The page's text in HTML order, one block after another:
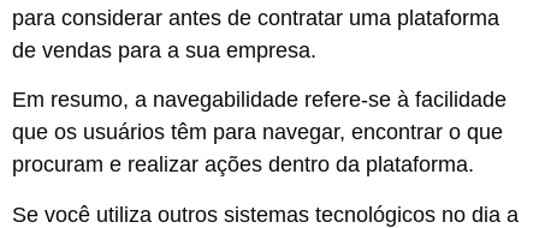
para considerar antes de contratar uma plataforma
de vendas para a sua empresa.
Em resumo, a navegabilidade refere-se à facilidade
que os usuários têm para navegar, encontrar o que
procuram e realizar ações dentro da plataforma.
Se você utiliza outros sistemas tecnológicos no dia a